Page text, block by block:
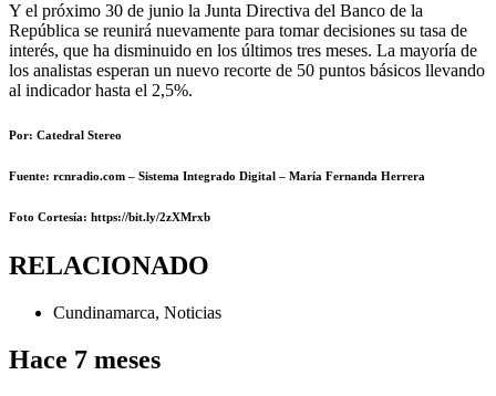
Y el próximo 30 de junio la Junta Directiva del Banco de la
República se reunirá nuevamente para tomar decisiones su tasa de
interés, que ha disminuido en los últimos tres meses. La mayoría de
los analistas esperan un nuevo recorte de 50 puntos básicos llevando
al indicador hasta el 2,5%.
Por: Catedral Stereo
Fuente: rcnradio.com – Sistema Integrado Digital – María Fernanda Herrera
Foto Cortesía: https://bit.ly/2zXMrxb
RELACIONADO
Cundinamarca, Noticias
Hace 7 meses